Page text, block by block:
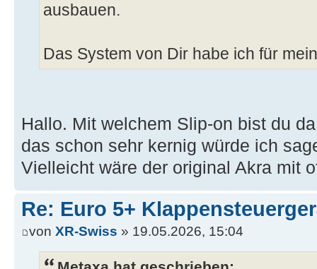
ausbauen.
Das System von Dir habe ich für
Hallo. Mit welchem Slip-on bist du
das schon sehr kernig würde ich
Vielleicht wäre der original Akra mit
Re: Euro 5+
von XR-Swiss » 19.05.2026, 15:04